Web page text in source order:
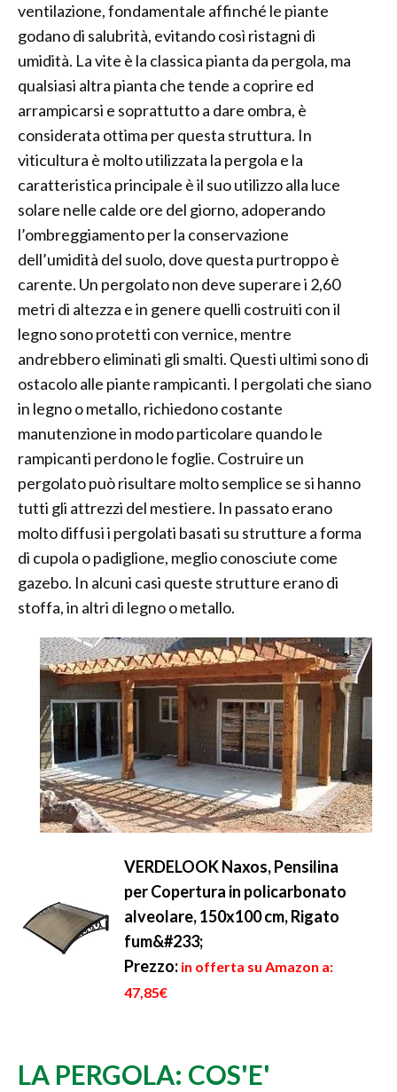
ventilazione, fondamentale affinché le piante
godano di salubrità, evitando così ristagni di
umidità. La vite è la classica pianta da pergola, ma
qualsiasi altra pianta che tende a coprire ed
arrampicarsi e soprattutto a dare ombra, è
considerata ottima per questa struttura. In
viticultura è molto utilizzata la pergola e la
caratteristica principale è il suo utilizzo alla luce
solare nelle calde ore del giorno, adoperando
l’ombreggiamento per la conservazione
dell’umidità del suolo, dove questa purtroppo è
carente. Un pergolato non deve superare i 2,60
metri di altezza e in genere quelli costruiti con il
legno sono protetti con vernice, mentre
andrebbero eliminati gli smalti. Questi ultimi sono di
ostacolo alle piante rampicanti. I pergolati che siano
in legno o metallo, richiedono costante
manutenzione in modo particolare quando le
rampicanti perdono le foglie. Costruire un
pergolato può risultare molto semplice se si hanno
tutti gli attrezzi del mestiere. In passato erano
molto diffusi i pergolati basati su strutture a forma
di cupola o padiglione, meglio conosciute come
gazebo. In alcuni casi queste strutture erano di
stoffa, in altri di legno o metallo.
VERDELOOK Naxos, Pensilina
per Copertura in policarbonato
alveolare, 150x100 cm, Rigato
fum&#233;
Prezzo: in offerta su Amazon a:
47,85€
LA PERGOLA: COS'E'